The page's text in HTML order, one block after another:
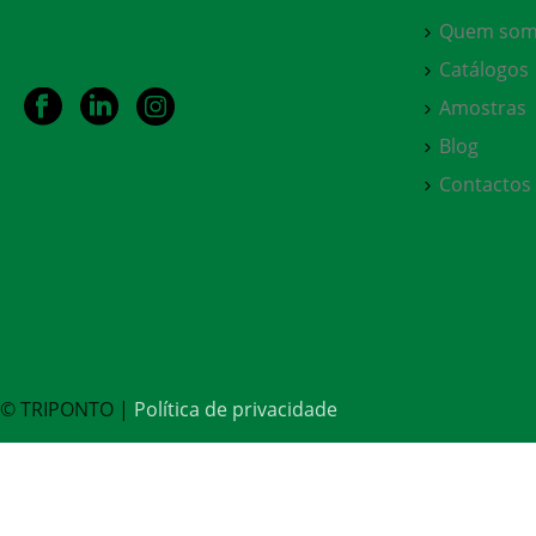
Quem
Catálogos
Amostras
Blog
Contactos
© TRIPONTO | Política de privacidade